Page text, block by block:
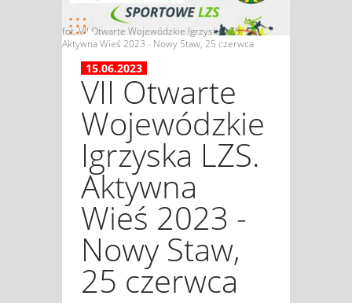
fot. VII Otwarte Wojewódzkie Igrzyska LZS.
Aktywna Wieś 2023 - Nowy Staw, 25 czerwca
15.06.2023
VII Otwarte
Wojewódzkie
Igrzyska LZS.
Aktywna
Wieś 2023 -
Nowy Staw,
25 czerwca